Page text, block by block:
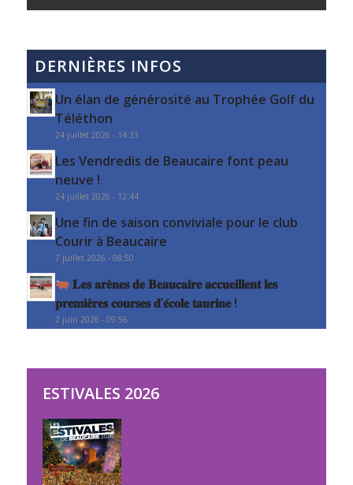
DERNIÈRES INFOS
Un élan de générosité au Trophée Golf du
Téléthon
24 juillet 2026 - 14:33
Les Vendredis de Beaucaire font peau
neuve !
24 juillet 2026 - 12:44
Une fin de saison conviviale pour le club
Courir à Beaucaire
7 juillet 2026 - 08:50
𝐋𝐞𝐬 𝐚𝐫𝐞̀𝐧𝐞𝐬 𝐝𝐞 𝐁𝐞𝐚𝐮𝐜𝐚𝐢𝐫𝐞 𝐚𝐜𝐜𝐮𝐞𝐢𝐥𝐥𝐞𝐧𝐭 𝐥𝐞𝐬
𝐩𝐫𝐞𝐦𝐢𝐞̀𝐫𝐞𝐬 𝐜𝐨𝐮𝐫𝐬𝐞𝐬 𝐝’𝐞́𝐜𝐨𝐥𝐞 𝐭𝐚𝐮𝐫𝐢𝐧𝐞 !
2 juin 2026 - 09:56
ESTIVALES 2026